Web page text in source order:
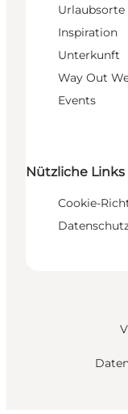
Urlaubsorte
Inspiration
Unterkunft
Way Out
Events
Nützliche Links
Cookie-